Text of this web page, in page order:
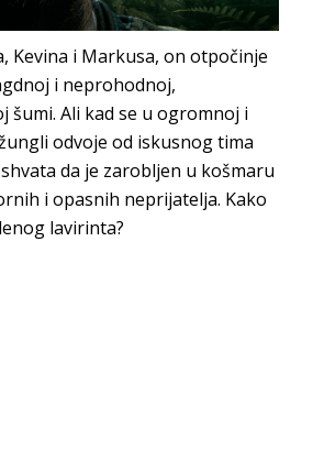
Kevina i Markusa, on otpočinje
i neprohodnoj,
šumi. Ali kad se u ogromnoj i
odvoje od iskusnog tima
da je zarobljen u košmaru
i opasnih neprijatelja. Kako
lavirinta?